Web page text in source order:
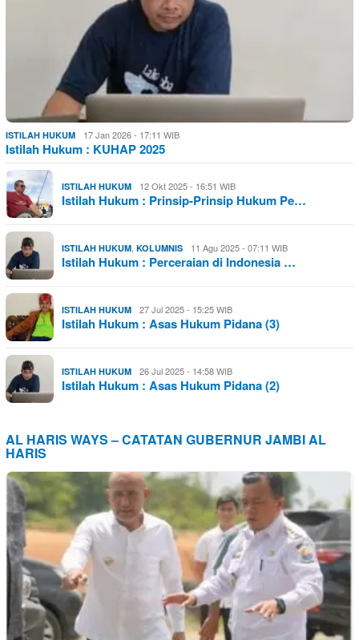
ISTILAH HUKUM 17 Jan 2026 - 17:11 WIB
Istilah Hukum : KUHAP 2025
ISTILAH HUKUM 12 Okt 2025 - 16:51 WIB
Istilah Hukum : Prinsip-Prinsip Hukum Pe…
ISTILAH HUKUM, KOLUMNIS 11 Agu 2025 - 07:11 WIB
Istilah Hukum : Perceraian di Indonesia …
ISTILAH HUKUM 27 Jul 2025 - 15:25 WIB
Istilah Hukum : Asas Hukum Pidana (3)
ISTILAH HUKUM 26 Jul 2025 - 14:58 WIB
Istilah Hukum : Asas Hukum Pidana (2)
AL HARIS WAYS – CATATAN GUBERNUR JAMBI AL
HARIS